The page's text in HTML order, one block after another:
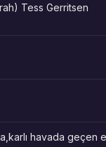
Tess Gerritsen
havada geçen